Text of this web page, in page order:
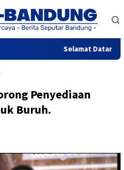
Selamat Datang
Penyediaan
Buruh.